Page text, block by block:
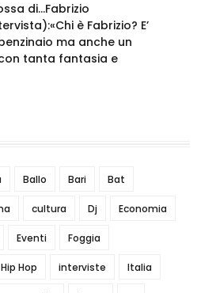
di…Fabrizio
è Fabrizio? E’
ma anche un
tanta fantasia e
Ballo Bari Bat
cultura Dj Economia
Eventi Foggia
Hip Hop interviste Italia